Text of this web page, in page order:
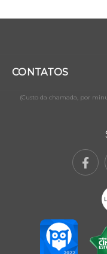
CONTATOS
(Custo da chamada, por